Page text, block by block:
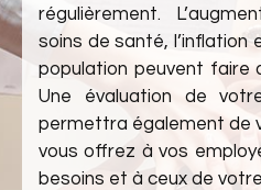
régulièrement.
soins de santé, l’inflation
population peuvent faire
Une évaluation de
permettra également de
vous offrez à vos
besoins et à ceux de